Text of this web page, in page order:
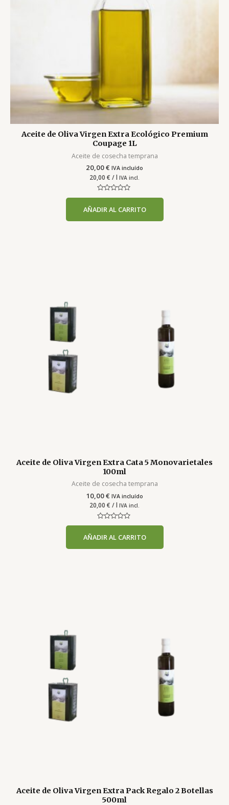
Aceite de Oliva Virgen Extra Ecológico Premium
Coupage 1L
Aceite de cosecha temprana
20,00€ IVA incluído
20,00 € / l IVA incl.
Valorado
0
5
AÑADIR AL CARRITO
Aceite de Oliva Virgen Extra Cata 5 Monovarietales
100ml
Aceite de cosecha temprana
10,00€ IVA incluído
20,00 € / l IVA incl.
Valorado
0
5
AÑADIR AL CARRITO
Aceite de Oliva Virgen Extra Pack Regalo 2 Botellas
500ml